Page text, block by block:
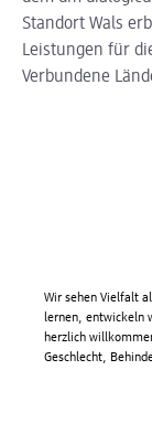
Standort Wals
Leistungen für
Verbundene
Wir sehen Vielfalt
lernen, entwickeln
herzlich
Geschlecht,